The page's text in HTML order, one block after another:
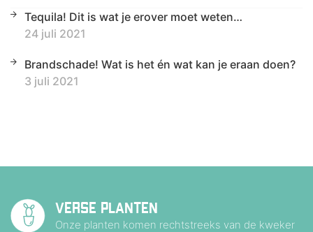
Tequila! Dit is wat je erover moet weten…
24 juli 2021
Brandschade! Wat is het én wat kan je eraan doen?
3 juli 2021
VERSE PLANTEN
Onze planten komen rechtstreeks van de kweker